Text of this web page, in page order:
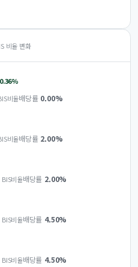
비율 변화
0.36%
비율배당률 0.00%
비율배당률 2.00%
BIS비율배당률 2.00%
BIS비율배당률 4.50%
BIS비율배당률 4.50%